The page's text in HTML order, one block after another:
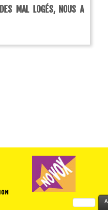
MAL LOGÉS, NOUS A
Rechercher :